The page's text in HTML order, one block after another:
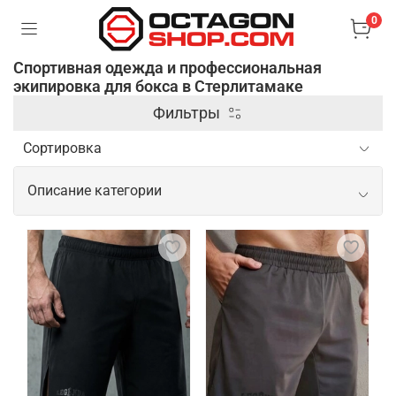
0
Спортивная одежда и профессиональная
экипировка для бокса в Стерлитамаке
Фильтры
Описание категории
Спортивная одежда и
профессиональная экипировка для
бокса
Профессиональная одежда и экипировка для
бокса предназначены для обеспечения
максимального комфорта, защиты и
эффективности во время тренировок и боев.